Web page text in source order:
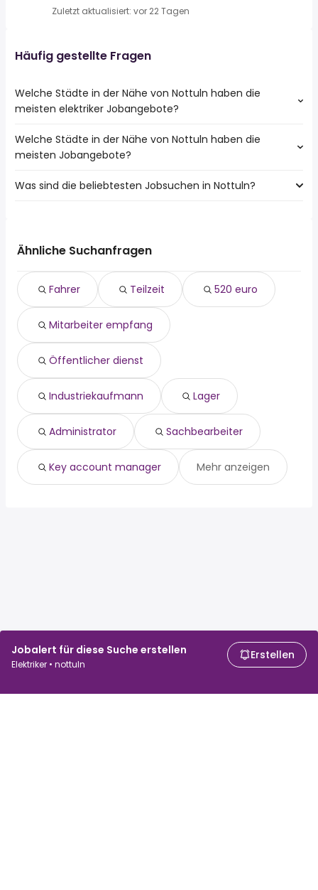
Jobalert für diese Suche erstellen
Elektriker • nottuln
Erstellen
Zuletzt aktualisiert: vor 22 Tagen
Häufig gestellte Fragen
Welche Städte in der Nähe von Nottuln haben die
meisten elektriker Jobangebote?
Städte in der Nähe von Nottuln mit den meisten elektriker
Jobs:
Ahaus
Senden
Havixbeck
Altenberge
Welche Städte in der Nähe von Nottuln haben die
meisten Jobangebote?
10 Städte in der Nähe von Nottuln mit den meisten
Haltern Am See
Senden
Telgte
Gescher
Havixbeck
Altenberge
Was sind die beliebtesten Jobsuchen in Nottuln?
teilzeit
mitarbeiter empfang
Öffentlicher dienst
industriekaufmann
lager
administrator
sachbearbeiter
Ähnliche Suchanfragen
Fahrer Teilzeit 520 euro
Mitarbeiter empfang
Öffentlicher dienst
Industriekaufmann Lager
Administrator Sachbearbeiter
Key account manager Mehr anzeigen